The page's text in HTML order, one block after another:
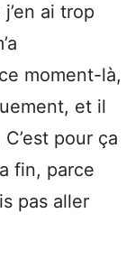
ai trop
moment-là,
et il
pour ça
fin, parce
pas aller